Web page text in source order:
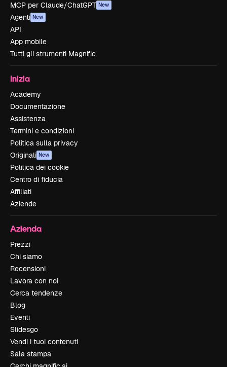
MCP per Claude/ChatGPT New
Agenti New
API
App mobile
Tutti gli strumenti Magnific
Inizia
Academy
Documentazione
Assistenza
Termini e condizioni
Politica sulla privacy
Originali New
Politica dei cookie
Centro di fiducia
Affiliati
Aziende
Azienda
Prezzi
Chi siamo
Recensioni
Lavora con noi
Cerca tendenze
Blog
Eventi
Slidesgo
Vendi i tuoi contenuti
Sala stampa